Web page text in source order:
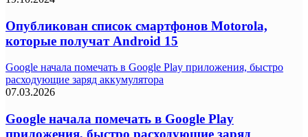
Опубликован список смартфонов Motorola,
которые получат Android 15
Google начала помечать в Google Play приложения, быстро
расходующие заряд аккумулятора
07.03.2026
Google начала помечать в Google Play
приложения, быстро расходующие заряд